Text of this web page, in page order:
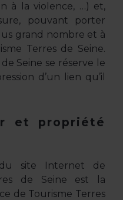
à la violence, …) et,
pouvant porter
grand nombre et à
Terres de Seine.
Seine se réserve le
d’un lien qu’il
et propriété
site Internet de
de Seine est la
de Tourisme Terres